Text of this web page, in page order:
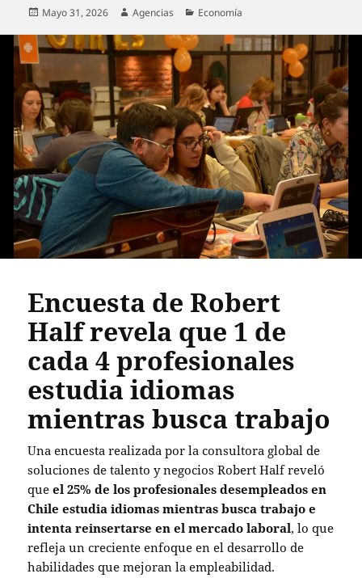
Publicado
Mayo 31, 2026 Autor
Agencias Categorías
Economía
Encuesta de Robert
Half revela que 1 de
cada 4 profesionales
estudia idiomas
mientras busca trabajo
Una encuesta realizada por la consultora global de
soluciones de talento y negocios Robert Half reveló
queel 25% de los profesionales desempleados en
Chile estudia idiomas mientras busca trabajo e
intenta reinsertarse en el mercado laboral, lo que
refleja un creciente enfoque en el desarrollo de
habilidades que mejoran la empleabilidad.